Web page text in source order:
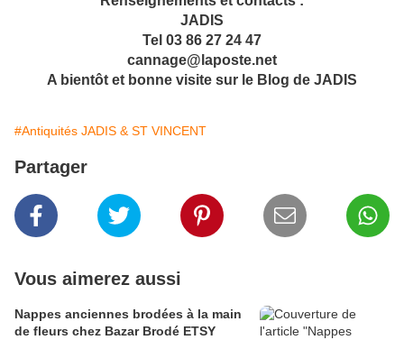
JADIS
Tel 03 86 27 24 47
cannage@laposte.net
A bientôt et bonne visite sur le Blog de JADIS
#Antiquités JADIS & ST VINCENT
Partager
Vous aimerez aussi
Nappes anciennes brodées à la main
de fleurs chez Bazar Brodé ETSY